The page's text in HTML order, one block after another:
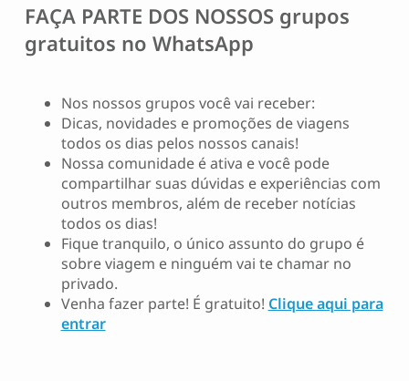
FAÇA PARTE DOS NOSSOS grupos
gratuitos no WhatsApp
Nos nossos grupos você vai receber:
Dicas, novidades e promoções de viagens
todos os dias pelos nossos canais!
Nossa comunidade é ativa e você pode
compartilhar suas dúvidas e experiências com
outros membros, além de receber notícias
todos os dias!
Fique tranquilo, o único assunto do grupo é
sobre viagem e ninguém vai te chamar no
privado.
Venha fazer parte! É gratuito! Clique aqui para
entrar